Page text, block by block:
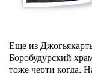
Еще из
Боробудурский
тоже черти когда.